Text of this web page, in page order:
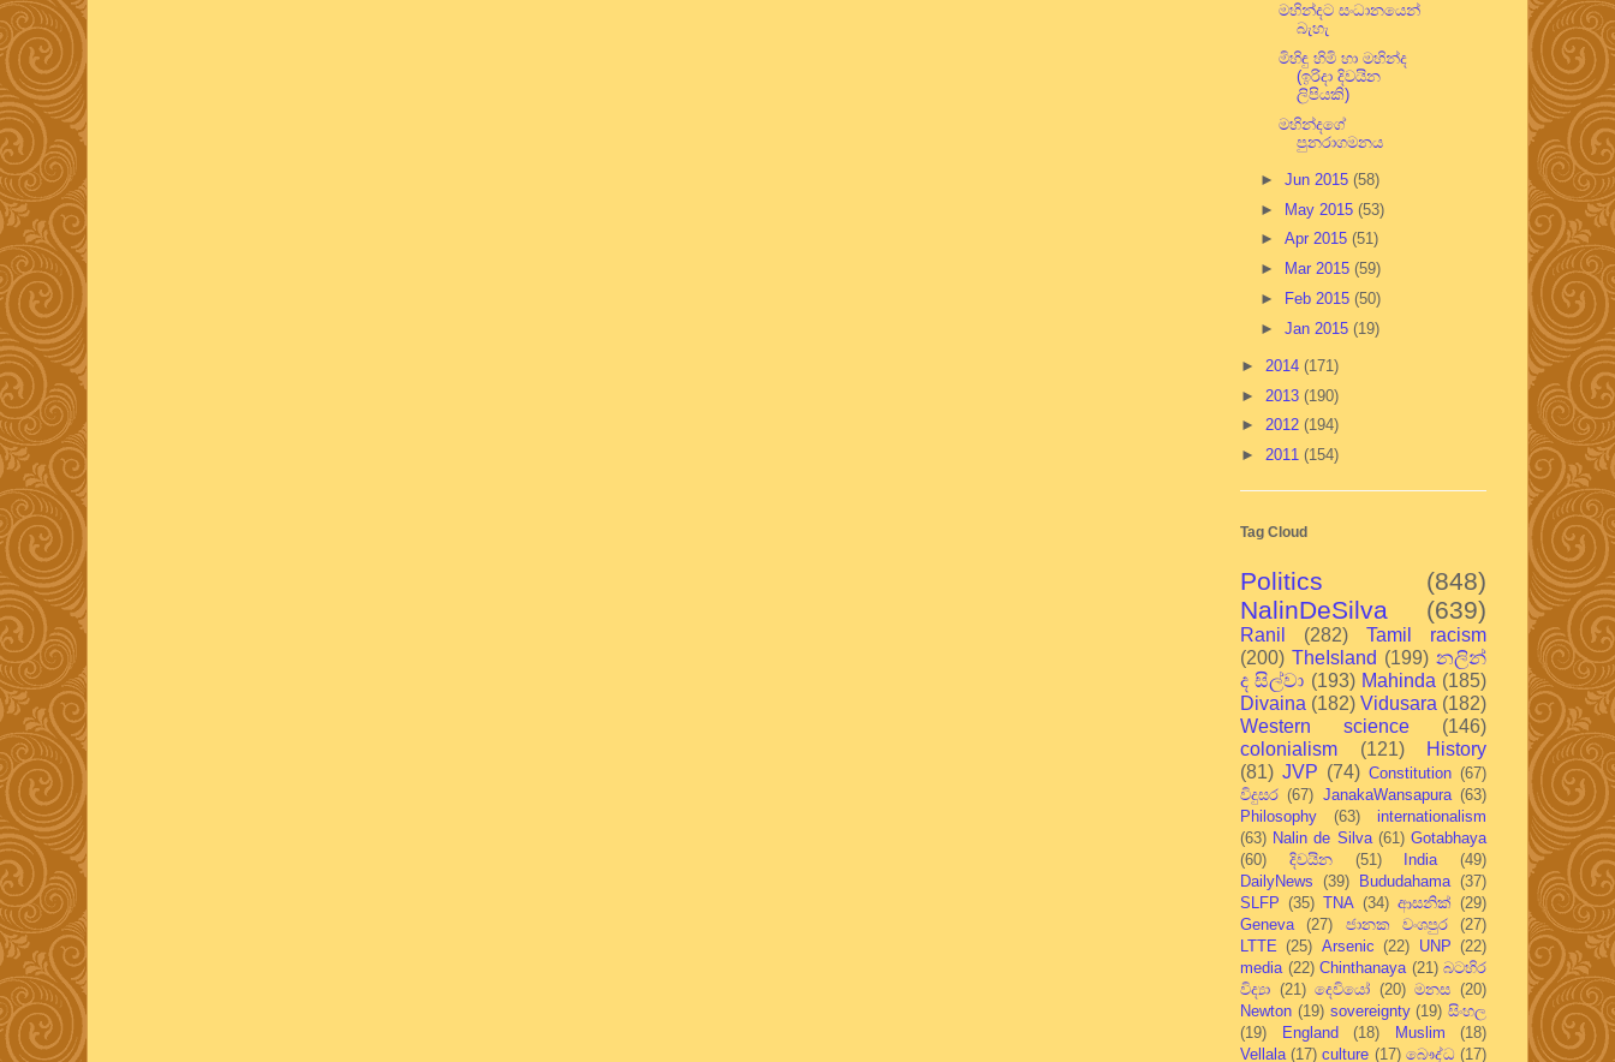
මහින්දට සංධානයෙන්
බැහැ
මිහිඳු හිමි හා මහින්ද
(ඉරිදා දිවයින
ලිපියකි)
මහින්දගේ
පුනරාගමනය
► Jun 2015 (58)
► May 2015 (53)
► Apr 2015 (51)
►
Mar 2015 (59)
►
Feb 2015 (50)
► Jan 2015 (19)
► 2014 (171)
► 2013 (190)
► 2012 (194)
► 2011 (154)
Tag Cloud
Politics
(848)
NalinDeSilva
(639)
Ranil (282)
Tamil racism
(200) TheIsland (199) නලින්
ද සිල්වා (193) Mahinda (185)
Divaina (182) Vidusara (182)
Western science
(146)
colonialism
(121)
History
(81) JVP (74) Constitution (67)
විදුසර (67) JanakaWansapura (63)
Philosophy
(63)
internationalism
(63) Nalin de Silva (61) Gotabhaya
(60)
දිවයින (51) India
(49)
DailyNews (39) Bududahama (37)
SLFP (35) TNA (34) ආසනික් (29)
Geneva
(27) ජානක වංශපුර
(27)
LTTE (25) Arsenic (22) UNP (22)
media (22) Chinthanaya (21) බටහිර
විද්‍යා (21) දෙවියෝ (20) මනස (20)
Newton (19) sovereignty (19) සිංහල
(19)
England (18) Muslim
(18)
Vellala (17) culture (17) බෞද්ධ (17)